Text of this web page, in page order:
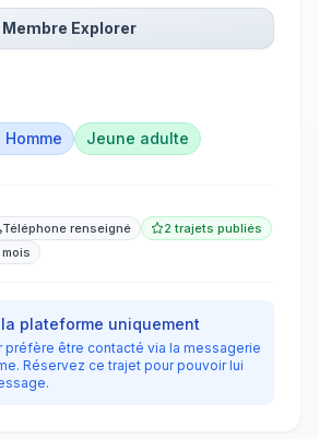
Membre Explorer
Homme Jeune adulte
Téléphone renseigné
2 trajets publiés
plateforme uniquement
préfère être contacté via la messagerie
Réservez ce trajet pour pouvoir lui